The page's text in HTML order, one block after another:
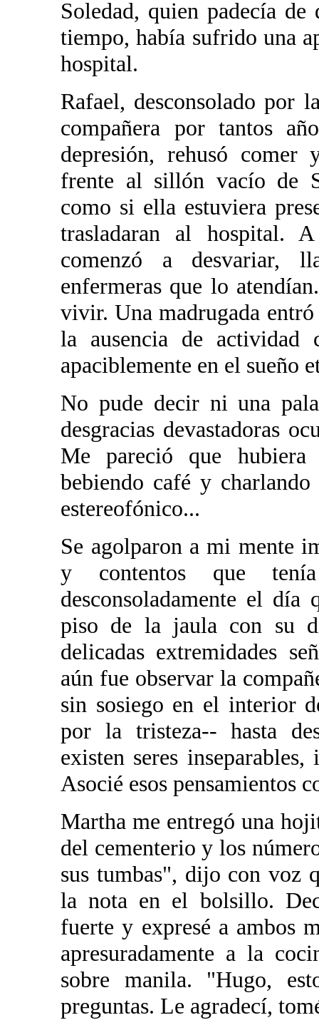
Soledad, quien padecía
tiempo, había sufrido una
hospital.
Rafael, desconsolado por
compañera por tantos
depresión, rehusó comer
frente al sillón vacío de
como si ella estuviera
trasladaran al hospital.
comenzó a desvariar,
enfermeras que lo
vivir. Una madrugada
la ausencia de actividad
apaciblemente en el sueño
No pude decir ni una
desgracias devastadoras
Me pareció que hubiera
bebiendo café y
estereofónico...
Se agolparon a mi mente
y contentos que
desconsoladamente el
piso de la jaula con su
delicadas extremidades
aún fue observar la
sin sosiego en el interior
por la tristeza-- hasta
existen seres
Asocié esos pensamientos
Martha me entregó una
del cementerio y los
sus tumbas", dijo con voz
la nota en el bolsillo.
fuerte y expresé a ambos
apresuradamente a la
sobre manila. "Hugo,
preguntas. Le agradecí,